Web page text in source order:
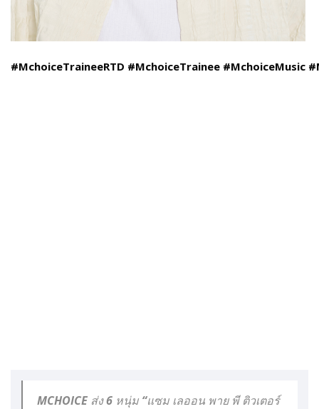
#MchoiceTraineeRTD #MchoiceTrainee #MchoiceMusic
MCHOICE ส่ง 6 หนุ่ม “แซม เลออน พาย พี ติวเตอร์